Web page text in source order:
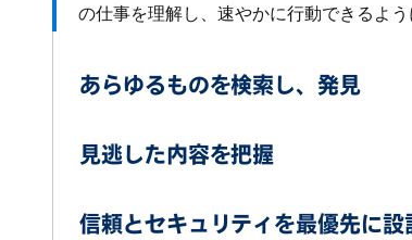
の仕事を理解し、速やかに行動できるよ
あらゆるものを検索し、発見
見逃した内容を把握
信頼とセキュリティを最優先に